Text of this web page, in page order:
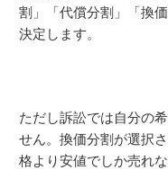
割」「代償分割」「換
決定します。
ただし訴訟では自分の
せん。換価分割が選択
格より安値でしか売れ